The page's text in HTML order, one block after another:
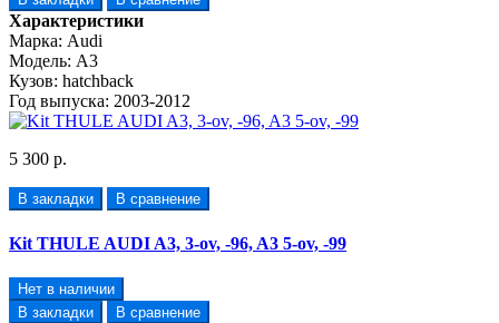
Характеристики
Марка: Audi
Модель: A3
Кузов: hatchback
Год выпуска: 2003-2012
5 300 р.
В закладки В сравнение
Kit THULE AUDI A3, 3-ov, -96, A3 5-ov, -99
Нет в наличии
В закладки
В сравнение